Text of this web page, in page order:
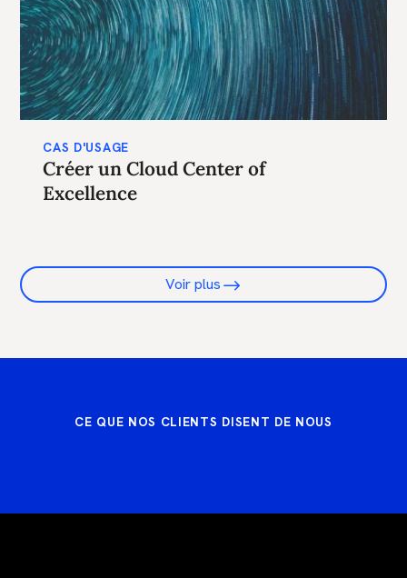
CAS D'USAGE
Créer un Cloud Center of
Excellence
Voir plus
CE QUE NOS CLIENTS DISENT DE NOUS